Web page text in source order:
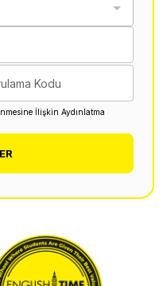
Kodu
İlişkin Aydınlatma